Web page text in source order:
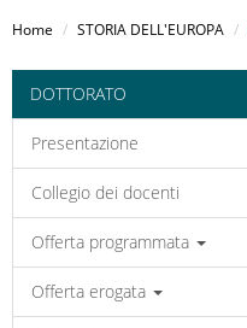
al
principale
Home STORIA DELL'EUROPA
DOTTORATO
Presentazione
Collegio dei docenti
Offerta programmata
Offerta erogata